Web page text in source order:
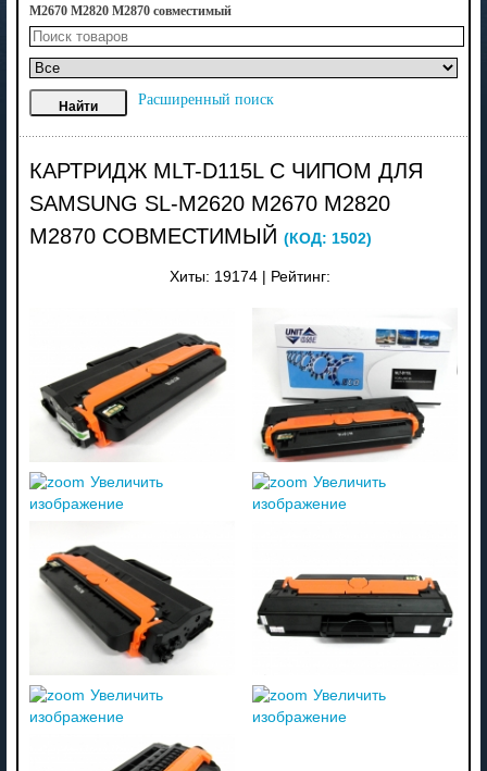
M2670 M2820 M2870 совместимый
Расширенный поиск
КАРТРИДЖ MLT-D115L С ЧИПОМ ДЛЯ
SAMSUNG SL-M2620 M2670 M2820
M2870 СОВМЕСТИМЫЙ (КОД: 1502)
Хиты: 19174 Рейтинг:
Увеличить
изображение
Увеличить
изображение
Увеличить
изображение
Увеличить
изображение